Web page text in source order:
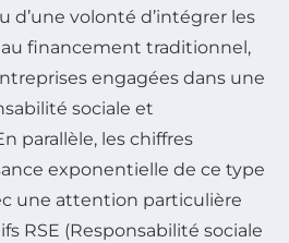
d’une volonté d’intégrer les
financement traditionnel,
engagées dans une
sociale et
parallèle, les chiffres
exponentielle de ce type
une attention particulière
RSE (Responsabilité sociale